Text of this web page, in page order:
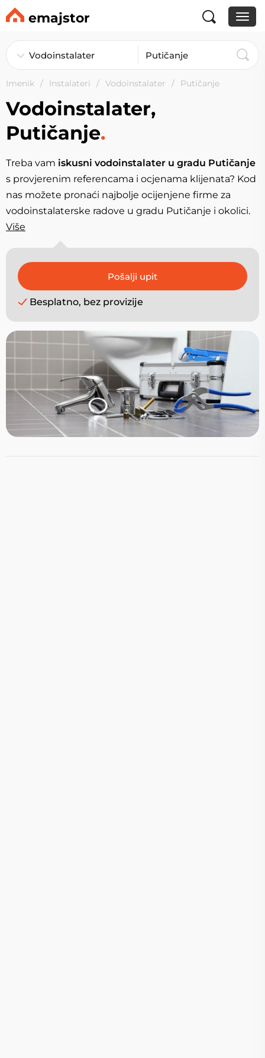
emajstor
Imenik Instalateri Vodoinstalater Putičanje
Vodoinstalater,
Putičanje.
Treba vam iskusni vodoinstalater u gradu Putičanje
s provjerenim referencama i ocjenama klijenata? Kod
nas možete pronaći najbolje ocijenjene firme za
vodoinstalaterske radove u gradu Putičanje i okolici.
Više
Besplatno, bez provizije